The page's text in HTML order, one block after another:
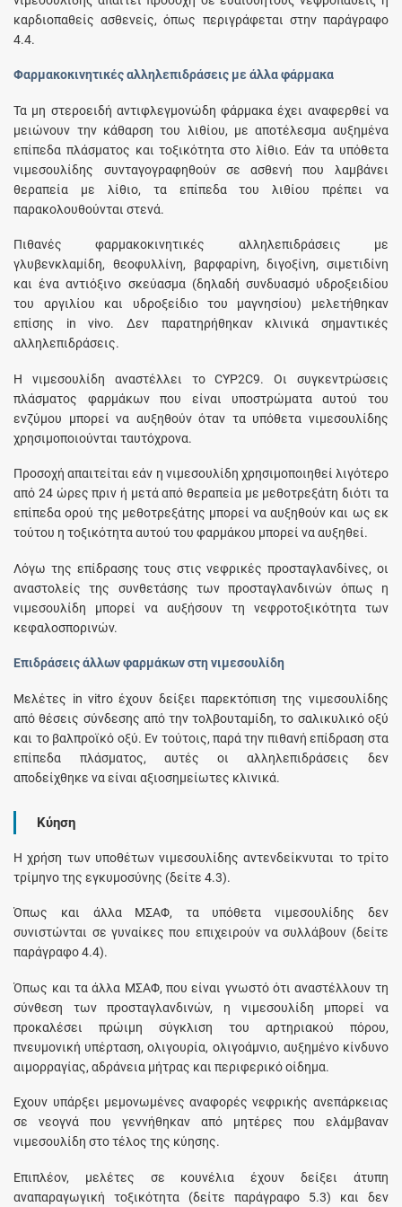
καρδιοπαθείς ασθενείς, όπως περιγράφεται στην παράγραφο
4.4.
Φαρμακοκινητικές αλληλεπιδράσεις με άλλα φάρμακα
Τα μη στεροειδή αντιφλεγμονώδη φάρμακα έχει αναφερθεί να
μειώνουν την κάθαρση του λιθίου, με αποτέλεσμα αυξημένα
επίπεδα πλάσματος και τοξικότητα στο λίθιο. Εάν τα υπόθετα
νιμεσουλίδης συνταγογραφηθούν σε ασθενή που λαμβάνει
θεραπεία με λίθιο, τα επίπεδα του λιθίου πρέπει να
παρακολουθούνται στενά.
Πιθανές φαρμακοκινητικές αλληλεπιδράσεις με
γλυβενκλαμίδη, θεοφυλλίνη, βαρφαρίνη, διγοξίνη, σιμετιδίνη
και ένα αντιόξινο σκεύασμα (δηλαδή συνδυασμό υδροξειδίου
του αργιλίου και υδροξείδιο του μαγνησίου) μελετήθηκαν
επίσης in vivo. Δεν παρατηρήθηκαν κλινικά σημαντικές
αλληλεπιδράσεις.
Η νιμεσουλίδη αναστέλλει το CYP2C9. Οι συγκεντρώσεις
πλάσματος φαρμάκων που είναι υποστρώματα αυτού του
ενζύμου μπορεί να αυξηθούν όταν τα υπόθετα νιμεσουλίδης
χρησιμοποιούνται ταυτόχρονα.
Προσοχή απαιτείται εάν η νιμεσουλίδη χρησιμοποιηθεί λιγότερο
από 24 ώρες πριν ή μετά από θεραπεία με μεθοτρεξάτη διότι τα
επίπεδα ορού της μεθοτρεξάτης μπορεί να αυξηθούν και ως εκ
τούτου η τοξικότητα αυτού του φαρμάκου μπορεί να αυξηθεί.
Λόγω της επίδρασης τους στις νεφρικές προσταγλανδίνες, οι
αναστολείς της συνθετάσης των προσταγλανδινών όπως η
νιμεσουλίδη μπορεί να αυξήσουν τη νεφροτοξικότητα των
κεφαλοσπορινών.
Επιδράσεις άλλων φαρμάκων στη νιμεσουλίδη
Μελέτες in vitro έχουν δείξει παρεκτόπιση της νιμεσουλίδης
από θέσεις σύνδεσης από την τολβουταμίδη, το σαλικυλικό οξύ
και το βαλπροϊκό οξύ. Εν τούτοις, παρά την πιθανή επίδραση στα
επίπεδα πλάσματος, αυτές οι αλληλεπιδράσεις δεν
αποδείχθηκε να είναι αξιοσημείωτες κλινικά.
Κύηση
Η χρήση των υποθέτων νιμεσουλίδης αντενδείκνυται το τρίτο
τρίμηνο της εγκυμοσύνης (δείτε 4.3).
Όπως και άλλα ΜΣΑΦ, τα υπόθετα νιμεσουλίδης δεν
συνιστώνται σε γυναίκες που επιχειρούν να συλλάβουν (δείτε
παράγραφο 4.4).
Όπως και τα άλλα ΜΣΑΦ, που είναι γνωστό ότι αναστέλλουν τη
σύνθεση των προσταγλανδινών, η νιμεσουλίδη μπορεί να
προκαλέσει πρώιμη σύγκλιση του αρτηριακού πόρου,
πνευμονική υπέρταση, ολιγουρία, ολιγοάμνιο, αυξημένο κίνδυνο
αιμορραγίας, αδράνεια μήτρας και περιφερικό οίδημα.
Έχουν υπάρξει μεμονωμένες αναφορές νεφρικής ανεπάρκειας
σε νεογνά που γεννήθηκαν από μητέρες που ελάμβαναν
νιμεσουλίδη στο τέλος της κύησης.
Επιπλέον, μελέτες σε κουνέλια έχουν δείξει άτυπη
αναπαραγωγική τοξικότητα (δείτε παράγραφο 5.3) και δεν